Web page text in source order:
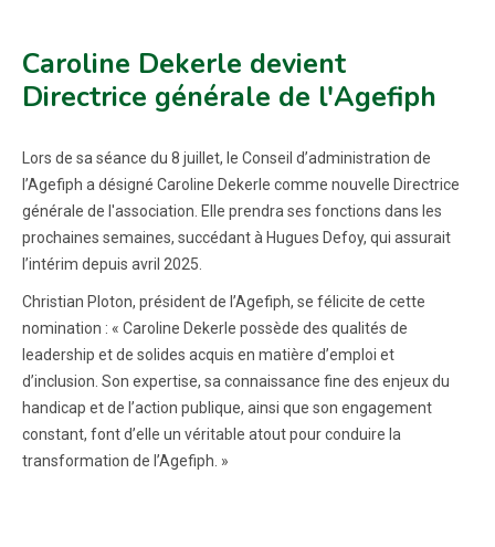
Caroline Dekerle devient
Directrice générale de l'Agefiph
Lors de sa séance du 8 juillet, le Conseil d’administration de
l’Agefiph a désigné Caroline Dekerle comme nouvelle Directrice
générale de l'association. Elle prendra ses fonctions dans les
prochaines semaines, succédant à Hugues Defoy, qui assurait
l’intérim depuis avril 2025.
Christian Ploton, président de l’Agefiph, se félicite de cette
nomination : « Caroline Dekerle possède des qualités de
leadership et de solides acquis en matière d’emploi et
d’inclusion. Son expertise, sa connaissance fine des enjeux du
handicap et de l’action publique, ainsi que son engagement
constant, font d’elle un véritable atout pour conduire la
transformation de l’Agefiph. »